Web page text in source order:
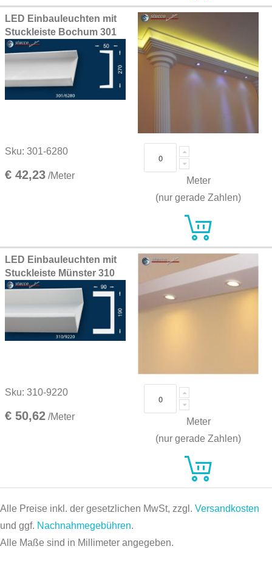
LED Einbauleuchten mit
Stuckleiste Bochum 301
Sku: 301-6280
€ 42,23 /Meter
Meter
(nur gerade Zahlen)
LED Einbauleuchten mit
Stuckleiste Münster 310
Sku: 310-9220
€ 50,62 /Meter
Meter
(nur gerade Zahlen)
Alle Preise inkl. der gesetzlichen MwSt, zzgl. Versandkosten
und ggf. Nachnahmegebühren.
Alle Maße sind in Millimeter angegeben.